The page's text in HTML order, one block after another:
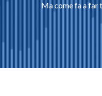
Ma come fa a far